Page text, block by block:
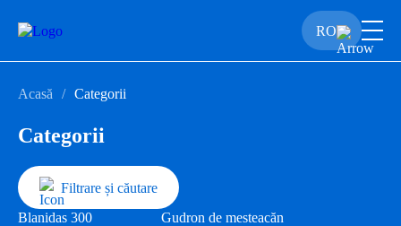
RO
Acasă Categorii
Categorii
Filtrare și căutare
Blanidas 300
Gudron de mesteacăn